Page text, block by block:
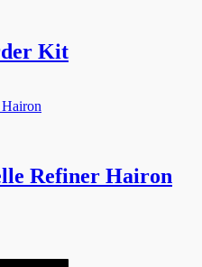
Kit
Refiner Hairon